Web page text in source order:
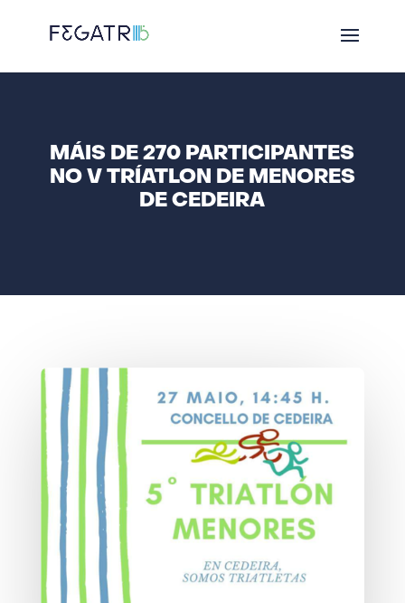
MÁIS DE 270 PARTICIPANTES
NO V TRÍATLON DE MENORES
DE CEDEIRA